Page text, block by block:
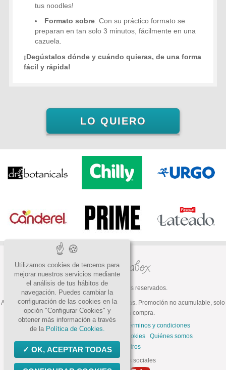
tus noodles!
Formato sobre: Con su práctico formato se
preparan en tan solo 3 minutos, fácilmente en una
cazuela.
¡Degústalos dónde y cuándo quieras, de una forma
fácil y rápida!
LO QUIERO
© 2026 Todos los derechos reservados.
ATENCIÓN: Oferta válida hasta fin de existencias. Promoción no acumulable, solo
válida para la primera compra.
Preguntas frecuentes
Términos y condiciones
Política de cookies
Quiénes somos
Trabaja con nosotros
Síguenos en las redes sociales
Utilizamos cookies de terceros para
mejorar nuestros servicios mediante
el análisis de tus hábitos de
navegación. Puedes cambiar la
configuración de las cookies en la
opción "Configurar Cookies" y
obtener más información a través
de la Política de Cookies.
OK, ACEPTAR TODAS